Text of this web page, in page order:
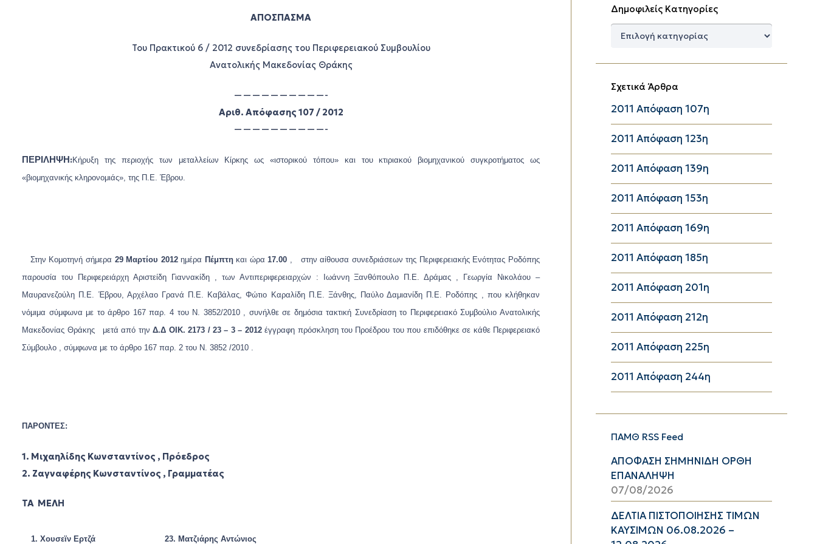
ΑΠΟΣΠΑΣΜΑ
Του Πρακτικού 6 / 2012 συνεδρίασης του Περιφερειακού Συμβουλίου
Ανατολικής Μακεδονίας Θράκης
——————————-
Αριθ. Απόφασης 107 / 2012
——————————-
ΠΕΡΙΛΗΨΗ:Kήρυξη της περιοχής των μεταλλείων Κίρκης ως «ιστορικού τόπου» και του κτιριακού βιομηχανικού συγκροτήματος ως
«βιομηχανικής κληρονομιάς», της Π.Ε. Έβρου.
Στην Κομοτηνή σήμερα 29 Μαρτίου 2012ημέρα Πέμπτηκαι ώρα17.00 , στην αίθουσα συνεδριάσεων της Περιφερειακής Ενότητας Ροδόπης
παρουσία του Περιφερειάρχη Αριστείδη Γιαννακίδη , των Αντιπεριφερειαρχών : Ιωάννη Ξανθόπουλο Π.Ε. Δράμας , Γεωργία Νικολάου –
Μαυρανεζούλη Π.Ε. Έβρου, Αρχέλαο Γρανά Π.Ε. Καβάλας, Φώτιο Καραλίδη Π.Ε. Ξάνθης, Παύλο Δαμιανίδη Π.Ε. Ροδόπης , που κλήθηκαν
νόμιμα σύμφωνα με το άρθρο 167 παρ. 4 του N. 3852/2010 , συνήλθε σε δημόσια τακτική Συνεδρίαση το Περιφερειακό Συμβούλιο Ανατολικής
Μακεδονίας Θράκης μετά από τηνΔ.Δ ΟΙΚ. 2173 / 23 – 3 – 2012έγγραφη πρόσκληση του Προέδρου του που επιδόθηκε σε κάθε Περιφερειακό
Σύμβουλο , σύμφωνα με το άρθρο 167 παρ. 2 του Ν. 3852 /2010 .
ΠΑΡΟΝΤΕΣ:
1. Μιχαηλίδης Κωνσταντίνος , Πρόεδρος
2. Ζαγναφέρης Κωνσταντίνος , Γραμματέας
ΤΑ ΜΕΛΗ
1. Χουσεϊν Ερτζά 23. Ματζιάρης Αντώνιος
Δημοφιλείς Κατηγορίες
Δημοφιλείς
Σχετικά Άρθρα
2011 Aπόφαση 107η
2011 Aπόφαση 123η
2011 Aπόφαση 139η
2011 Aπόφαση 153η
2011 Aπόφαση 169η
2011 Aπόφαση 185η
2011 Aπόφαση 201η
2011 Aπόφαση 212η
2011 Aπόφαση 225η
2011 Aπόφαση 244η
ΠΑΜΘ RSS Feed
ΑΠΟΦΑΣΗ ΣΗΜΗΝΙΔΗ ΟΡΘΗ
ΕΠΑΝΑΛΗΨΗ
07/08/2026
ΔΕΛΤΙΑ ΠΙΣΤΟΠΟΙΗΣΗΣ ΤΙΜΩΝ
ΚΑΥΣΙΜΩΝ 06.08.2026 –